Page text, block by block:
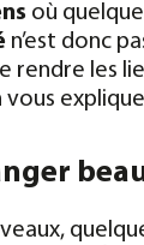
où
n’est donc
rendre les